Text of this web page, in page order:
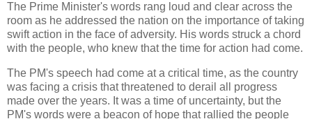
The Prime Minister's words rang loud and clear across the
room as he addressed the nation on the importance of taking
swift action in the face of adversity. His words struck a chord
with the people, who knew that the time for action had come.
The PM's speech had come at a critical time, as the country
was facing a crisis that threatened to derail all progress
made over the years. It was a time of uncertainty, but the
PM's words were a beacon of hope that rallied the people